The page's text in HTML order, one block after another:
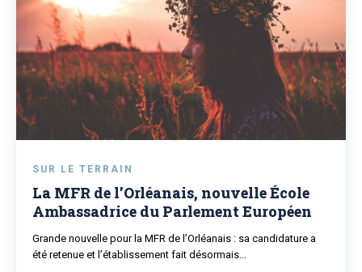
SUR LE TERRAIN
La MFR de l’Orléanais, nouvelle École
Ambassadrice du Parlement Européen
Grande nouvelle pour la MFR de l’Orléanais : sa candidature a
été retenue et l’établissement fait désormais...